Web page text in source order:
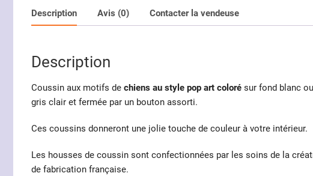
Description Avis (0) Contacter la vendeuse
Description
Coussin aux motifs de chiens au style pop art coloré sur fond blanc
gris clair et fermée par un bouton assorti.
Ces coussins donneront une jolie touche de couleur à votre intérieur.
Les housses de coussin sont confectionnées par les soins de la
de fabrication française.